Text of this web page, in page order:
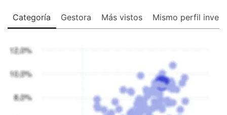
Categoría Gestora Más vistos Mismo perfil